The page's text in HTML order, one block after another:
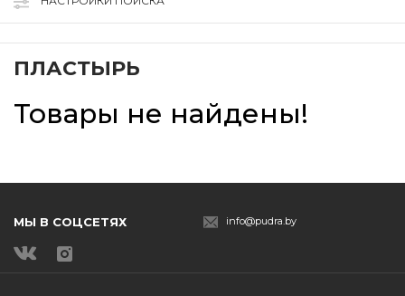
ПЛАСТЫРЬ
Товары не найдены!
МЫ В СОЦСЕТЯХ info@pudra.by